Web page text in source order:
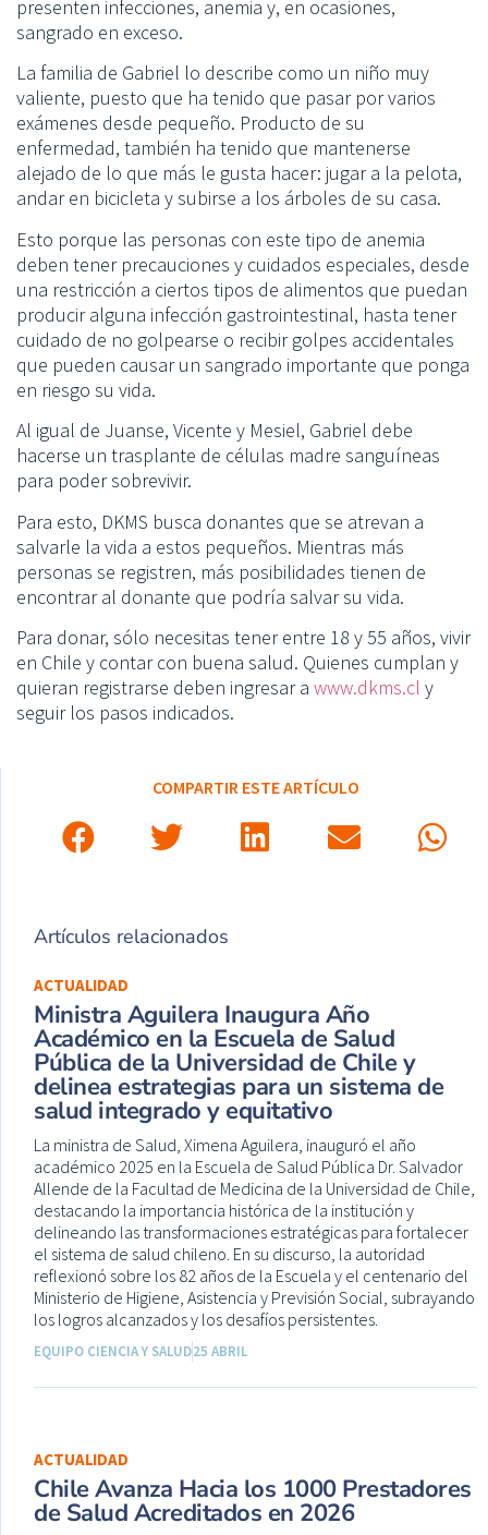
presenten infecciones, anemia y, en ocasiones,
sangrado en exceso.
La familia de Gabriel lo describe como un niño muy
valiente, puesto que ha tenido que pasar por varios
exámenes desde pequeño. Producto de su
enfermedad, también ha tenido que mantenerse
alejado de lo que más le gusta hacer: jugar a la pelota,
andar en bicicleta y subirse a los árboles de su casa.
Esto porque las personas con este tipo de anemia
deben tener precauciones y cuidados especiales, desde
una restricción a ciertos tipos de alimentos que puedan
producir alguna infección gastrointestinal, hasta tener
cuidado de no golpearse o recibir golpes accidentales
que pueden causar un sangrado importante que ponga
en riesgo su vida.
Al igual de Juanse, Vicente y Mesiel, Gabriel debe
hacerse un trasplante de células madre sanguíneas
para poder sobrevivir.
Para esto, DKMS busca donantes que se atrevan a
salvarle la vida a estos pequeños. Mientras más
personas se registren, más posibilidades tienen de
encontrar al donante que podría salvar su vida.
Para donar, sólo necesitas tener entre 18 y 55 años, vivir
en Chile y contar con buena salud. Quienes cumplan y
quieran registrarse deben ingresar a www.dkms.cl y
seguir los pasos indicados.
COMPARTIR ESTE ARTÍCULO
Artículos relacionados
ACTUALIDAD
Ministra Aguilera Inaugura Año
Académico en la Escuela de Salud
Pública de la Universidad de Chile y
delinea estrategias para un sistema de
salud integrado y equitativo
La ministra de Salud, Ximena Aguilera, inauguró el año
académico 2025 en la Escuela de Salud Pública Dr. Salvador
Allende de la Facultad de Medicina de la Universidad de Chile,
destacando la importancia histórica de la institución y
delineando las transformaciones estratégicas para fortalecer
el sistema de salud chileno. En su discurso, la autoridad
reflexionó sobre los 82 años de la Escuela y el centenario del
Ministerio de Higiene, Asistencia y Previsión Social, subrayando
los logros alcanzados y los desafíos persistentes.
EQUIPO CIENCIA Y SALUD25 ABRIL
ACTUALIDAD
Chile Avanza Hacia los 1000 Prestadores
de Salud Acreditados en 2026